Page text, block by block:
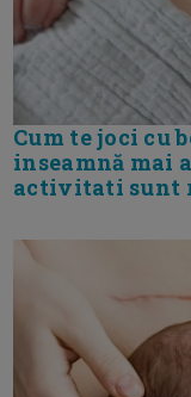
Cum te joci cu
inseamnă mai
activitati sunt